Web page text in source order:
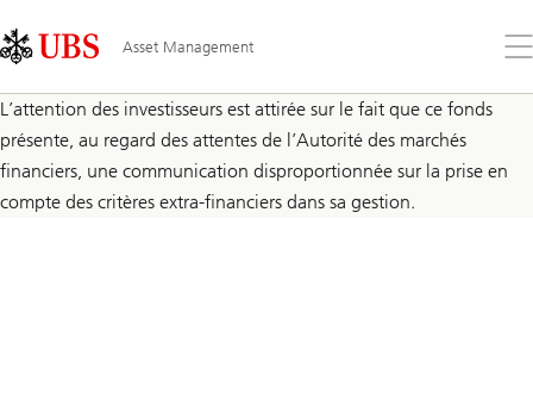
Links
Area
Asset Management
le
L’attention des investisseurs est attirée sur le fait que ce fonds
présente, au regard des attentes de l’Autorité des marchés
financiers, une communication disproportionnée sur la prise en
compte des critères extra-financiers dans sa gestion.